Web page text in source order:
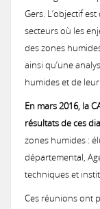
Histoire
Témoignages de
On parle de nous !
2017: La
2017: Paroles
Les amphibiens
Les plantes
La Jacinthe de
Formations
Permanences
Vidéos de
Journal du
Concours 2026
Appel à
Passage du
Concours 2024
Appel à
Concours 2022
MAEC 2026
MAEC 2025
MAEC 2024
Bilan 2024
PSE 2025
PSE 2020
PSE 2019
Projet "Veau des
Lutte contre l'érosion
2020 : Érosion
2017: Journée
Valorisation des
Etude: Valorisation
Projet d'Eco-
Nos références
Réflexions, exemples
Appui aux
Présentation de la
Les zones humides
Qu’est-ce que
Les types de
Missions de la CATZH
Actions de
Amélioration des
Territoires d'action
Bas-Armagnac
Témoignages
Nos
prestations
Expertises et
Expertises faune
Plan de
Annonces
Achats publics
Emplois
Gers. L’objectif
secteurs où les
des zones
ainsi qu’une
humides et de
En mars 2016, la
résultats de ces
zones humides :
départemental,
techniques et
Ces réunions ont